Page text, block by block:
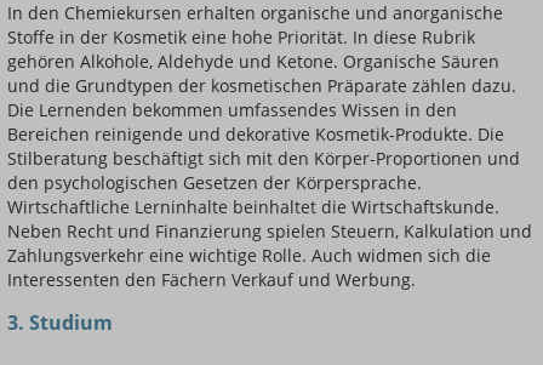
In den Chemiekursen erhalten organische und anorganische
Stoffe in der Kosmetik eine hohe Priorität. In diese Rubrik
gehören Alkohole, Aldehyde und Ketone. Organische Säuren
und die Grundtypen der kosmetischen Präparate zählen dazu.
Die Lernenden bekommen umfassendes Wissen in den
Bereichen reinigende und dekorative Kosmetik-Produkte. Die
Stilberatung beschäftigt sich mit den Körper-Proportionen und
den psychologischen Gesetzen der Körpersprache.
Wirtschaftliche Lerninhalte beinhaltet die Wirtschaftskunde.
Neben Recht und Finanzierung spielen Steuern, Kalkulation und
Zahlungsverkehr eine wichtige Rolle. Auch widmen sich die
Interessenten den Fächern Verkauf und Werbung.
3. Studium